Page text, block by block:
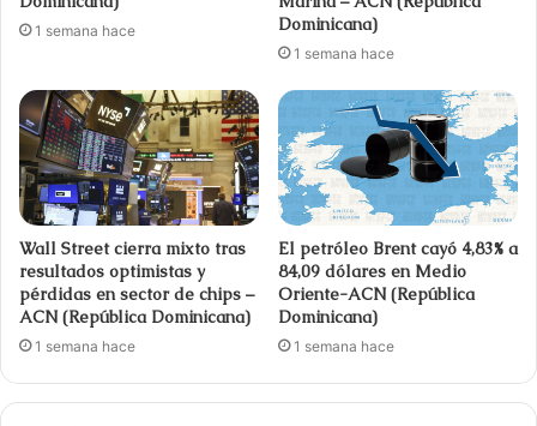
1 semana hace
Dominicana)
1 semana hace
Wall Street cierra mixto tras
resultados optimistas y
pérdidas en sector de chips –
ACN (República Dominicana)
1 semana hace
El petróleo Brent cayó 4,83% a
84,09 dólares en Medio
Oriente-ACN (República
Dominicana)
1 semana hace